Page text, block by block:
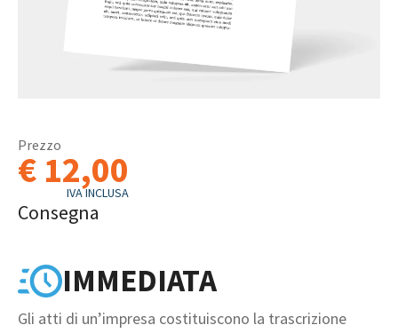
Prezzo
€ 12,00
IVA INCLUSA
Consegna
IMMEDIATA
Gli atti di un’impresa costituiscono la trascrizione